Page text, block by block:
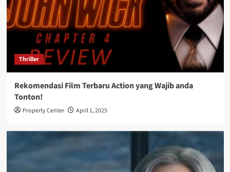
Thriller
Rekomendasi Film Terbaru Action yang Wajib anda
Tonton!
Property Center April 1, 2025